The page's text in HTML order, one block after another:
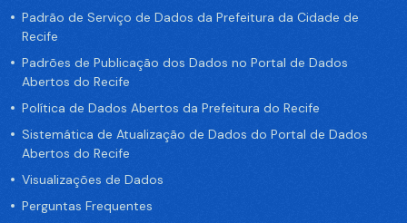
Padrão de Serviço de Dados da Prefeitura da Cidade de
Recife
Padrões de Publicação dos Dados no Portal de Dados
Abertos do Recife
Política de Dados Abertos da Prefeitura do Recife
Sistemática de Atualização de Dados do Portal de Dados
Abertos do Recife
Visualizações de Dados
Perguntas Frequentes